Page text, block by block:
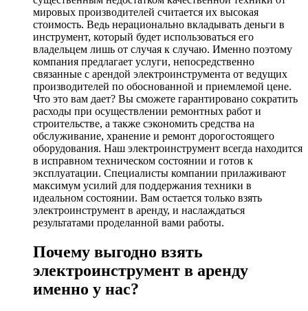
мировых производителей считается их высокая
стоимость. Ведь нерационально вкладывать деньги в
инструмент, который будет использоваться его
владельцем лишь от случая к случаю. Именно поэтому
компания предлагает услуги, непосредственно
связанные с арендой электроинструмента от ведущих
производителей по обоснованной и приемлемой цене.
Что это вам дает? Вы сможете гарантировано сократить
расходы при осуществлении ремонтных работ и
строительстве, а также сэкономить средства на
обслуживание, хранение и ремонт дорогостоящего
оборудования. Наш электроинструмент всегда находится
в исправном техническом состоянии и готов к
эксплуатации. Специалисты компании прилаживают
максимум усилий для поддержания техники в
идеальном состоянии. Вам остается только взять
электроинструмент в аренду, и наслаждаться
результатами проделанной вами работы.
Почему выгодно взять
электроинструмент в аренду
именно у нас?